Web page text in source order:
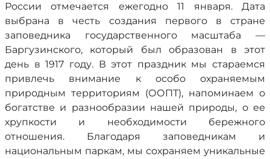
России отмечается ежегодно 11 января. Дата
выбрана в честь создания первого в стране
заповедника государственного масштаба —
Баргузинского, который был образован в этот
день в 1917 году. В этот праздник мы стараемся
привлечь внимание к особо охраняемым
природным территориям (ООПТ), напоминаем о
богатстве и разнообразии нашей природы, о ее
хрупкости и необходимости бережного
отношения. Благодаря заповедникам и
национальным паркам, мы сохраняем уникальные